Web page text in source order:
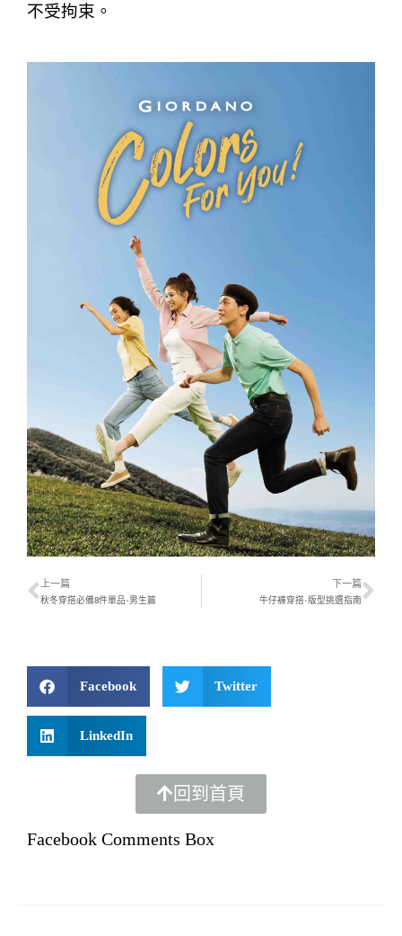
不受拘束。
上一篇
秋冬穿搭必備8件單品-男生篇
下一篇
牛仔褲穿搭-版型挑選指南
Facebook Twitter
LinkedIn
回到首頁
Facebook Comments Box